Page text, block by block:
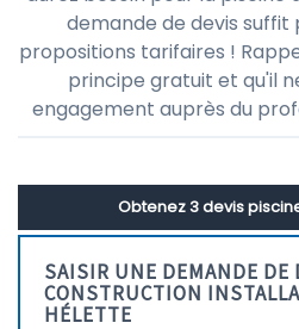
demande de devis suffit
propositions tarifaires !
principe gratuit et qu'il
engagement auprès du
Obtenez 3 devis
SAISIR UNE DEMANDE DE
CONSTRUCTION
HÉLETTE